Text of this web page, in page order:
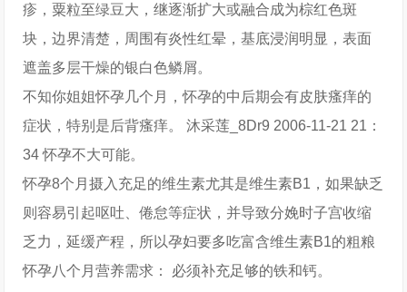
疹，粟粒至绿豆大，继逐渐扩大或融合成为棕红色斑
块，边界清楚，周围有炎性红晕，基底浸润明显，表面
遮盖多层干燥的银白色鳞屑。
不知你姐姐怀孕几个月，怀孕的中后期会有皮肤瘙痒的
症状，特别是后背瘙痒。 沐采莲_8Dr9 2006-11-21 21：
34 怀孕不大可能。
怀孕8个月摄入充足的维生素尤其是维生素B1，如果缺乏
则容易引起呕吐、倦怠等症状，并导致分娩时子宫收缩
乏力，延缓产程，所以孕妇要多吃富含维生素B1的粗粮
怀孕八个月营养需求： 必须补充足够的铁和钙。